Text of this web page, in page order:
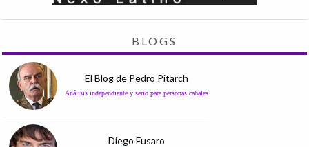
BLOGS
El Blog de Pedro Pitarch
Análisis independiente y serio para personas cabales
Diego Fusaro